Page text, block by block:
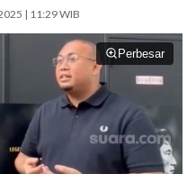
| 11:29 WIB
Perbesar